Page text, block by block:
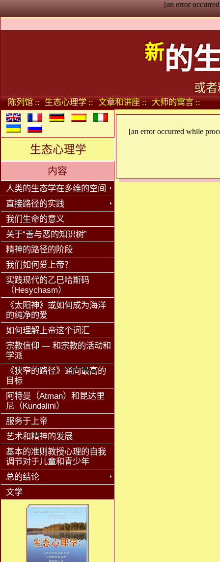
[an error
新的
或
陈列馆 :: 生态心理学 :: 文章和讲座 :: 大师的寓言 ::
生态心理学
内容
人类的生态学在多维的空间
直接路径的实践
我们生命的意义
关于“善与恶的知识树”
精神的路径的阶段
我们如何爱上帝？
实践现代的乙巳哈斯码
（Hesychasm）
《太阳神》或如何成为海洋
的纯净的爱
如何理解上帝这个词汇
宗教信仰 — 和宗教的活动和
学派
《狭窄的路径》通向最高的
目标
阿特曼（Atman）和昆达里
尼（Kundalini）
服务于上帝
艺术和精神的发展
基本的准则教授心理的自我
调节对于儿童和青少年
总的结论
文学
[an error occurred while